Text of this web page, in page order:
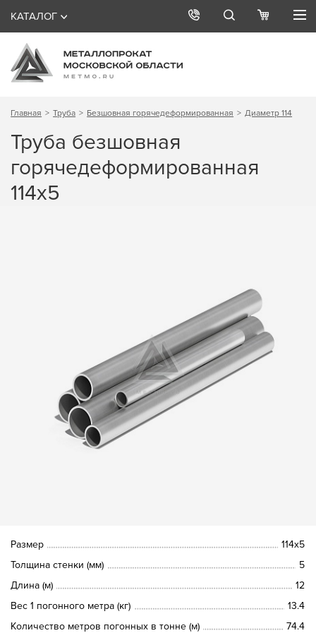
КАТАЛОГ
Главная Труба Безшовная горячедеформированная Диаметр 114
Труба безшовная
горячедеформированная
114х5
Размер
114х5
Толщина стенки (мм)
5
Длина (м)
12
Вес 1 погонного метра (кг)
13.4
Количество метров погонных в тонне (м)
74.4